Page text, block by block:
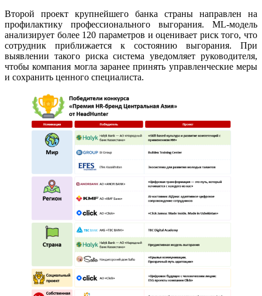
Второй проект крупнейшего банка страны направлен на
профилактику профессионального выгорания. ML-модель
анализирует более 120 параметров и оценивает риск того, что
сотрудник приближается к состоянию выгорания. При
выявлении такого риска система уведомляет руководителя,
чтобы компания могла заранее принять управленческие меры
и сохранить ценного специалиста.